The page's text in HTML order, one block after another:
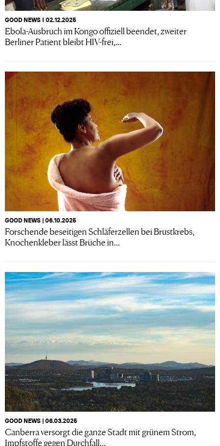
GOOD NEWS I 02.12.2025
Ebola-Ausbruch im Kongo offiziell beendet, zweiter
Berliner Patient bleibt HIV-frei,...
GOOD NEWS | 06.10.2025
Forschende beseitigen Schläferzellen bei Brustkrebs,
Knochenkleber lässt Brüche in...
GOOD NEWS | 06.03.2025
Canberra versorgt die ganze Stadt mit grünem Strom,
Impfstoffe gegen Durchfall...